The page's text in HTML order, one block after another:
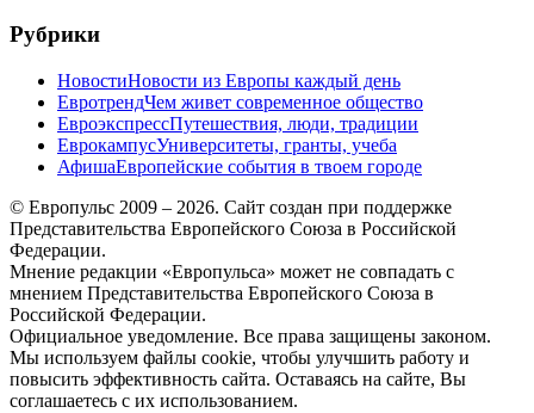
Рубрики
НовостиНовости из Европы каждый день
ЕвротрендЧем живет современное общество
ЕвроэкспрессПутешествия, люди, традиции
ЕврокампусУниверситеты, гранты, учеба
АфишаЕвропейские события в твоем городе
© Европульс 2009 – 2026. Сайт создан при поддержке
Представительства Европейского Союза в Российской
Федерации.
Мнение редакции «Европульса» может не совпадать с
мнением Представительства Европейского Союза в
Российской Федерации.
Официальное уведомление. Все права защищены законом.
Мы используем файлы cookie, чтобы улучшить работу и
повысить эффективность сайта. Оставаясь на сайте, Вы
соглашаетесь с их использованием.